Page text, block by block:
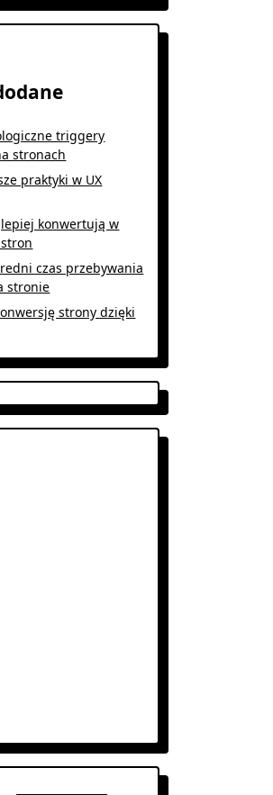
triggery
stronach
praktyki w UX
konwertują w
czas przebywania
stronie
strony dzięki